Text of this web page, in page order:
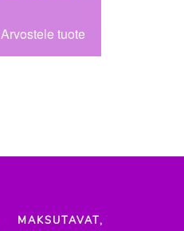
Arvostele tuote
MAKSUTAVAT,